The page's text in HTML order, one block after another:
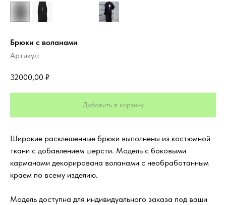
Брюки с воланами
Артикул:
32000,00 ₽
Добавить в корзину
Широкие расклешенные брюки выполнены из костюмной
ткани с добавлением шерсти. Модель с боковыми
карманами декорирована воланами с необработанным
краем по всему изделию.
Модель доступна для индивидуального заказа под ваши